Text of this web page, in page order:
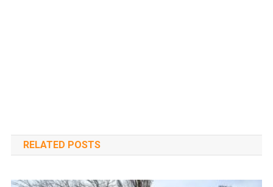
RELATED POSTS